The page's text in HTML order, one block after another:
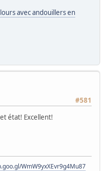
avec andouillers en
#581
état! Excellent!
WmW9yxXEvr9g4Mu87